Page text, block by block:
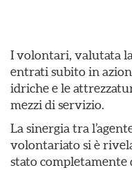
I volontari, valutata
entrati subito in
idriche e le
mezzi di servizio.
​La sinergia tra
volontariato si è
stato completamente